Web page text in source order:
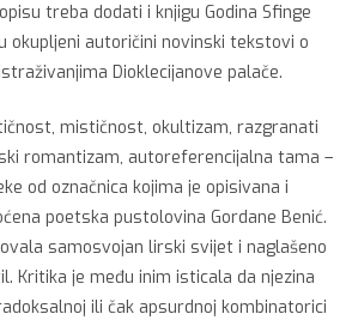
treba dodati i knjigu Godina Sfinge
okupljeni autoričini novinski tekstovi o
Dioklecijanove palače.
mističnost, okultizam, razgranati
romantizam, autoreferencijalna tama –
od označnica kojima je opisivana i
poetska pustolovina Gordane Benić.
samosvojan lirski svijet i naglašeno
Kritika je među inim isticala da njezina
ili čak apsurdnoj kombinatorici